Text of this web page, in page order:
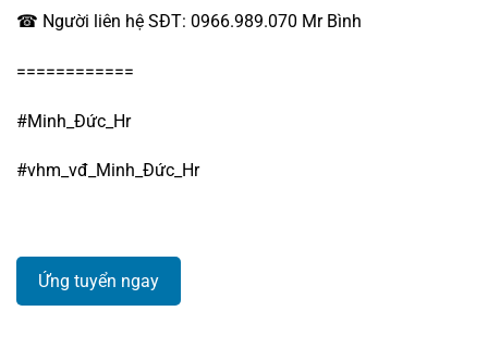
☎ Người liên hệ SĐT: 0966.989.070 Mr Bình
============
#Minh_Đức_Hr
#vhm_vđ_Minh_Đức_Hr
Ứng tuyển ngay